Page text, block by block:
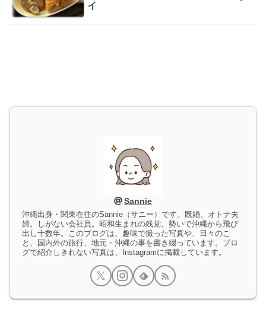
イ
Sannie
沖縄出身・関東在住のSannie（サニー）です。既婚。オトナ夫
婦。しがない会社員。昭和生まれの残党。勢いで沖縄から飛び
出し十数年。このブログは、趣味で撮った写真や、日々のこ
と、国内外の旅行、地元・沖縄の事を書き綴っています。ブロ
グで紹介しきれない写真は、Instagramに掲載しています。